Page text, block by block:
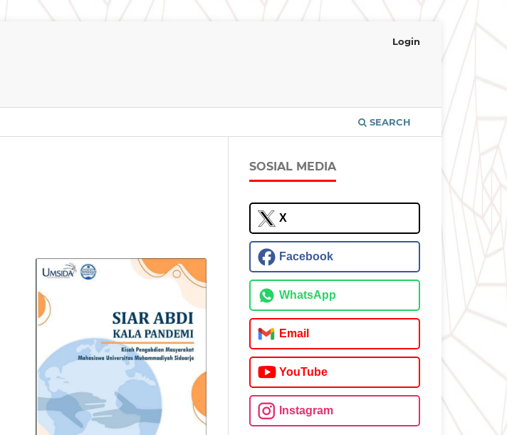
SEARCH
Login
SOSIAL MEDIA
X
Facebook
WhatsApp
Email
YouTube
Instagram